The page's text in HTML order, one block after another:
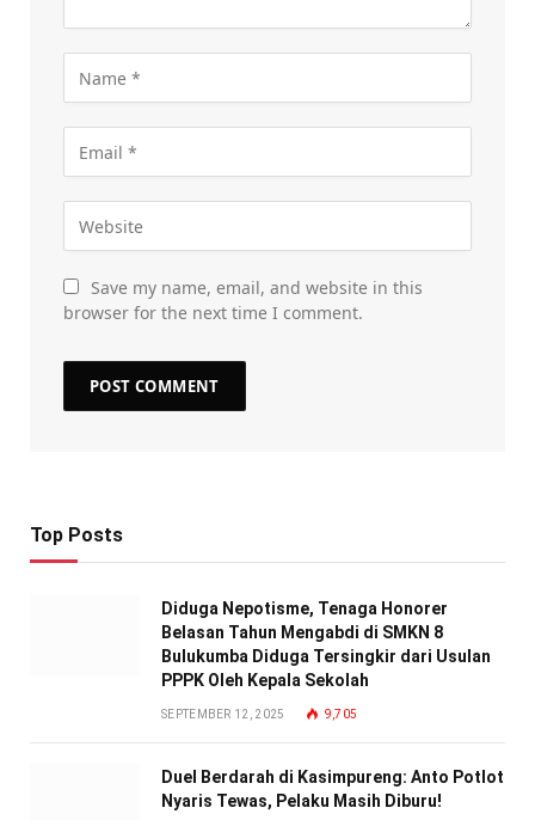
Save my name, email, and website in this
browser for the next time I comment.
Top Posts
Diduga Nepotisme, Tenaga Honorer
Belasan Tahun Mengabdi di SMKN 8
Bulukumba Diduga Tersingkir dari Usulan
PPPK Oleh Kepala Sekolah
SEPTEMBER 12, 2025 9,705
Duel Berdarah di Kasimpureng: Anto Potlot
Nyaris Tewas, Pelaku Masih Diburu!